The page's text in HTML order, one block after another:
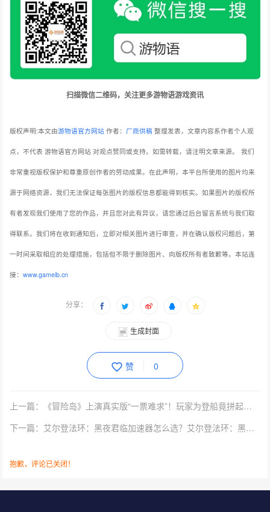
扫描微信二维码，关注更多游物语游戏资讯
版权声明:本文由游物语官方网站 作者： 厂商供稿 整理发表，文章内容系作者个人观
点，不代表 游物语官方网站 对观点赞同或支持。如需转载，请注明文章来源。 我们
非常重视版权保护和尊重原创作者的劳动成果。在此声明，本平台所使用的图片均来
源于网络资源，我们无法保证每张图片的版权信息都能得到核实。如果图片的版权所
有者发现我们使用了您的作品，并且您对此有异议，请您通过后台留言系统与我们取
得联系。我们将在收到通知后，立即对相关图片进行审查，并在确认版权问题后，第
一时间采取相应的处理措施，包括但不限于删除图片、向版权所有者致歉等。本站连
接：www.gameib.cn
分享：
生成封面
赞 0
上一篇：《冒险岛》上演真实版“一票难求”！玩家为登船竟拼起了资历
下一篇：艾尔登法环：黑夜君临加速器怎么选？艾尔登法环：黑夜君临首选雷神加速器！
抱歉，评论已关闭！